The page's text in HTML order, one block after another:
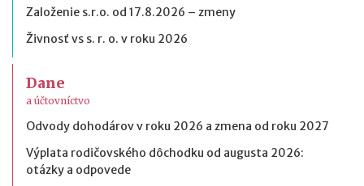
Založenie s.r.o. od 17.8.2026 – zmeny
Živnosť vs s. r. o. v roku 2026
Dane
a účtovníctvo
Odvody dohodárov v roku 2026 a zmena od roku 2027
Výplata rodičovského dôchodku od augusta 2026:
otázky a odpovede